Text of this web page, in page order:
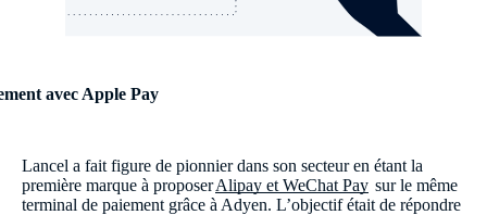
avec Apple Pay
Lancel a fait figure de pionnier dans son secteur en étant la
première marque à proposerAlipay et WeChat Pay sur le même
terminal de paiement grâce à Adyen. L’objectif était de répondre